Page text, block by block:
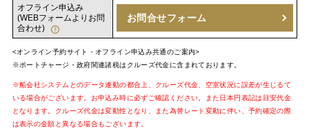
オフライン申込み
(WEBフォームよりお問
合わせ)
お問合せフォーム
<オンライン予約サイト・オフライン申込み共通のご案内>
※ポートチャージ・政府関連諸税はクルーズ代金に含まれております。
※船会社システムとのデータ連動の都合上、クルーズ代金、空室状況に誤差が生じるて
いる場合がございます。お申込み時に必ずご確認ください。また日本円表記は目安代金
となります。クルーズ代金は変動性となり、また為替レート変動に伴い、予約確定の際
は表示の金額と異なる場合もございます。